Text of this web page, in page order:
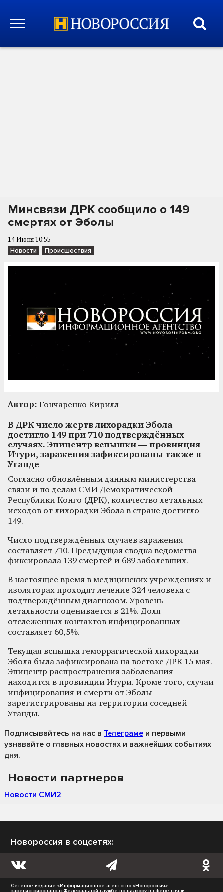
Минсвязи ДРК сообщило о 149
смертях от Эболы
14 Июня 10:55
Новости Происшествия
Автор: Гончаренко Кирилл
В ДРК число жертв лихорадки Эбола
достигло 149 при 710 подтверждённых
случаях. Эпицентр вспышки — провинция
Итури, заражения зафиксированы также в
Уганде
Согласно обновлённым данным министерства
связи и по делам СМИ Демократической
Республики Конго (ДРК), количество летальных
исходов от лихорадки Эбола в стране достигло
149.
Число подтверждённых случаев заражения
составляет 710. Предыдущая сводка ведомства
фиксировала 139 смертей и 689 заболевших.
В настоящее время в медицинских учреждениях и
изоляторах проходят лечение 324 человека с
подтверждённым диагнозом. Уровень
летальности оценивается в 21%. Доля
отслеженных контактов инфицированных
составляет 60,5%.
Текущая вспышка геморрагической лихорадки
Эбола была зафиксирована на востоке ДРК 15 мая.
Эпицентр распространения заболевания
находится в провинции Итури. Кроме того, случаи
инфицирования и смерти от Эболы
зарегистрированы на территории соседней
Уганды.
Подписывайтесь на нас в Телеграме и первыми
узнавайте о главных новостях и важнейших событиях
дня.
Новости партнеров
Новости СМИ2
Новороссия в соцсетях:
Сетевое издание «Информационное агентство «Новороссия»
зарегистрировано в Федеральной службе по надзору в сфере связи,